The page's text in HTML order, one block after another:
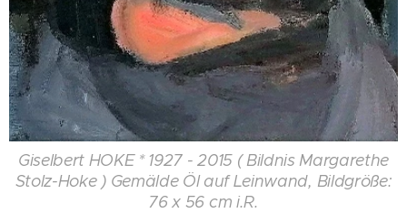
Giselbert HOKE * 1927 - 2015 ( Bildnis Margarethe
Stolz-Hoke ) Gemälde Öl auf Leinwand, Bildgröße:
76 x 56 cm i.R.